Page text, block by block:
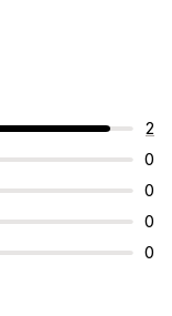
2
0
0
0
0